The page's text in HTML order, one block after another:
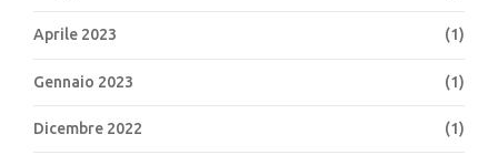
Aprile 2023 (1)
Gennaio 2023 (1)
Dicembre 2022 (1)